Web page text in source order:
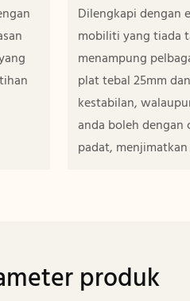
Dilengkapi dengan
mobiliti yang tiada
menampung
plat tebal 25mm
kestabilan,
anda boleh dengan
padat,
produk